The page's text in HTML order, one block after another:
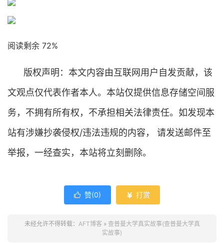
阅读剩余 72%
版权声明：本文内容由互联网用户自发贡献，该
文观点仅代表作者本人。本站仅提供信息存储空间服
务，不拥有所有权，不承担相关法律责任。如发现本
站有涉嫌抄袭侵权/违法违规的内容， 请发送邮件至
举报，一经查实，本站将立刻删除。
 赞(0)  打赏
未经允许不得转载： AFT博客 » 查普曼大学真实故事(查普曼大学真
实故事)